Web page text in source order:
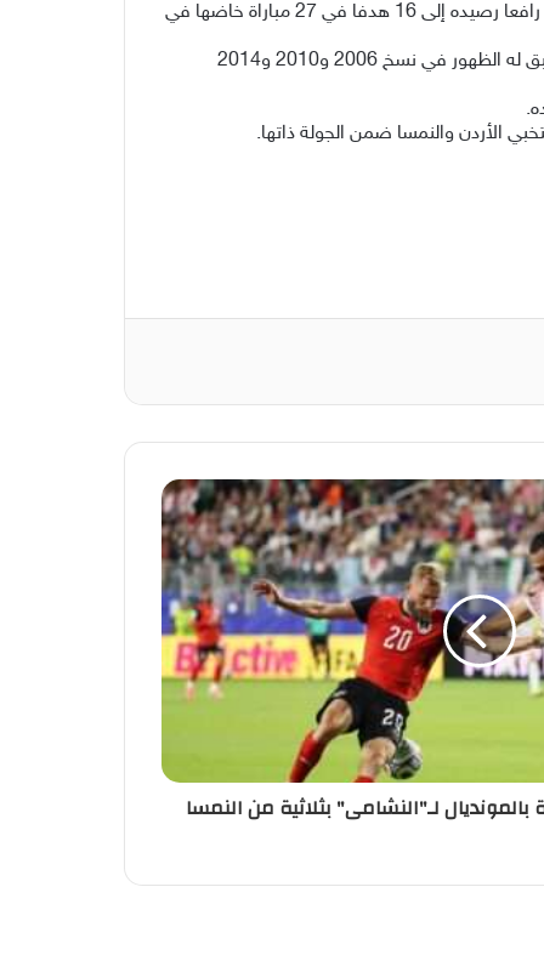
وشهدت المباراة إنجازا تاريخياً للنجم الأرجنتيني، بعدما عادل الرقم القياسي لأكثر اللاعبين تسجيلا للأهداف في تاريخ كأس العالم، رافعا رصيده إلى 16 هدفا في 27 مباراة خاضها في
كما أصبح ميسي، البالغ من العمر38 عاما، أول لاعب في تاريخ البطولة يشارك في ست نسخ مختلفة من كأس العالم، بعدما سبق له الظهور في نسخ 2006 و2010 و2014
الأردن والنمسا ضمن الجولة ذاتها.
لـ"النشامى" بثلاثية من النمسا